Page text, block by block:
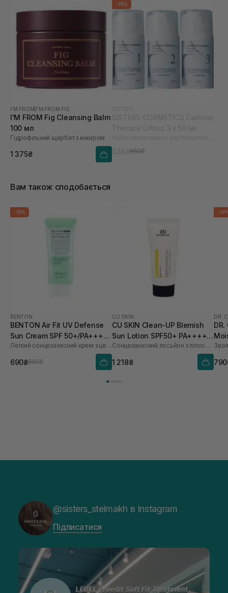
I'M FROM I'M FROM FIG
I'M FROM Fig Cleansing Balm
100 мл
Гідрофільний щербет з інжиром
1 375₴
-25%
850₴
Вам також сподобається
-19%
BENTON
BENTON Air Fit UV Defense
Sun Cream SPF 50+/PA++++
50 мл
Легкий сонцезахисний крем з центелою
690₴850₴
CU SKIN
CU SKIN Clean-UP Blemish
Sun Lotion SPF50+ PA++++
60 мл
Сонцезахисний лосьйон з ліпосомами на стабільних фільтрах
1 218₴
-
DR.
DR.
мл
@sisters_stelmakh в Instagram
Підписатися